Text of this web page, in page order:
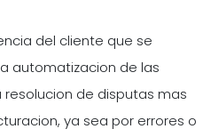
del cliente que se
automatizacion de las
de disputas mas
ya sea por errores o